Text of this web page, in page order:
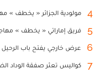
4 مولودية الجزائر « يخطف »
5 فريق إماراتي « يخطف »
6 عرض خارجي يفتح باب الرحيل
7 كواليس تعثر صفقة